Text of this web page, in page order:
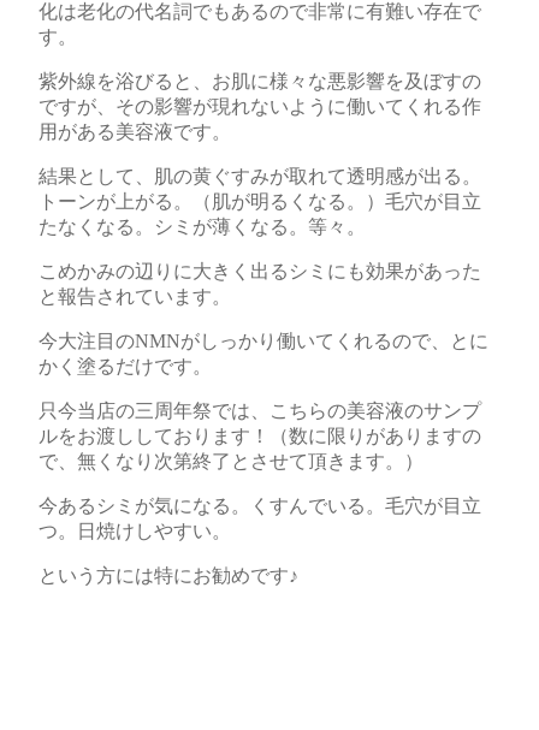
化は老化の代名詞でもあるので非常に有難い存在で
す。
紫外線を浴びると、お肌に様々な悪影響を及ぼすの
ですが、その影響が現れないように働いてくれる作
用がある美容液です。
結果として、肌の黄ぐすみが取れて透明感が出る。
トーンが上がる。（肌が明るくなる。）毛穴が目立
たなくなる。シミが薄くなる。等々。
こめかみの辺りに大きく出るシミにも効果があった
と報告されています。
今大注目のNMNがしっかり働いてくれるので、とに
かく塗るだけです。
只今当店の三周年祭では、こちらの美容液のサンプ
ルをお渡ししております！（数に限りがありますの
で、無くなり次第終了とさせて頂きます。）
今あるシミが気になる。くすんでいる。毛穴が目立
つ。日焼けしやすい。
という方には特にお勧めです♪